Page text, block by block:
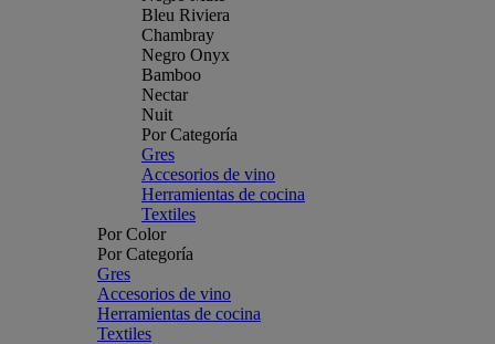
Bleu Riviera
Chambray
Negro Onyx
Bamboo
Nectar
Nuit
Por Categoría
Gres
Accesorios de vino
Herramientas de cocina
Textiles
Por Color
Por Categoría
Gres
Accesorios de vino
Herramientas de cocina
Textiles